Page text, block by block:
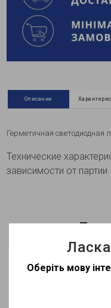
Описание
Герметичная светодиодная
Технические
зависимости от партии
Оберіть мову